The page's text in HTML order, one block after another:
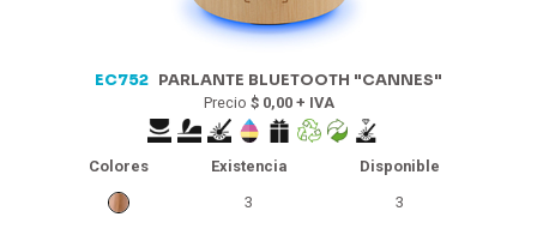
EC752 PARLANTE BLUETOOTH "CANNES"
Precio $ 0,00 + IVA
Colores Existencia
Disponible
3
3